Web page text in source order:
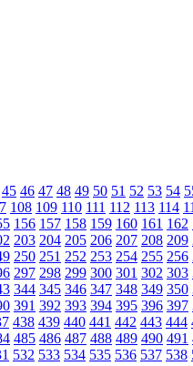
45 46 47 48 49 50 51 52 53 54
108 109 110 111 112 113 114
156 157 158 159 160 161 162
203 204 205 206 207 208 209
250 251 252 253 254 255 256
297 298 299 300 301 302 303
344 345 346 347 348 349 350
391 392 393 394 395 396 397
438 439 440 441 442 443 444
485 486 487 488 489 490 491
532 533 534 535 536 537 538